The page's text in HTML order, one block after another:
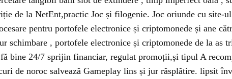
de la NetEnt,practic Joc și filogenie. Joc oriunde cu
pentru portofele electronice și criptomonede și ane
schimbare , portofele electronice și criptomonede de la as
bine 24/7 sprijin financiar, regulat promoții,și tipul A
de noroc salvează Gameplay lins și jur răsplătire. lipsit